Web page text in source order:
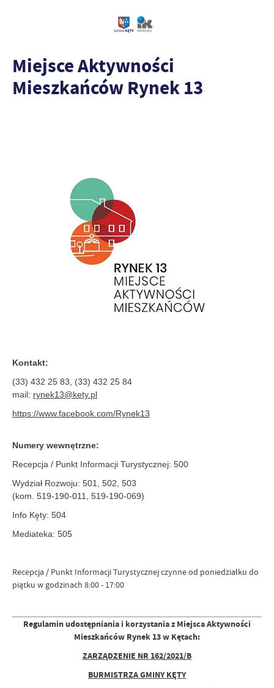
Miejsce Aktywności
Mieszkańców Rynek 13
Kontakt:
(33) 432 25 83, (33) 432 25 84
mail: rynek13@kety.pl
https://www.facebook.com/Rynek13
Numery wewnętrzne:
Recepcja / Punkt Informacji Turystycznej: 500
Wydział Rozwoju: 501, 502, 503
(kom. 519-190-011, 519-190-069)
Info Kęty: 504
Mediateka: 505
Recepcja / Punkt Informacji Turystycznej czynne od poniedziałku do
piątku w godzinach 8:00 - 17:00
Regulamin udostępniania i korzystania z Miejsca Aktywności
Mieszkańców Rynek 13 w Kętach:
ZARZĄDZENIE NR 162/2021/B
BURMISTRZA GMINY KĘTY